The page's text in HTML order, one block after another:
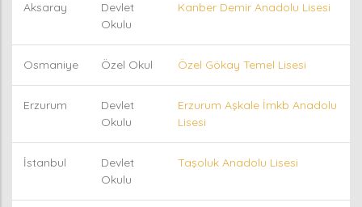
Aksaray
Devlet
Okulu
Kanber Demir Anadolu Lisesi
Osmaniye Özel Okul Özel Gökay Temel Lisesi
Erzurum
Devlet
Okulu
Erzurum Aşkale İmkb Anadolu
Lisesi
İstanbul
Devlet
Okulu
Taşoluk Anadolu Lisesi